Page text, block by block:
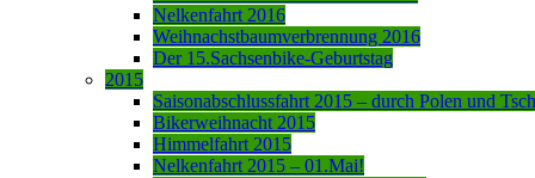
Nelkenfahrt 2016
Weihnachstbaumverbrennung 2016
Der 15.Sachsenbike-Geburtstag
2015
Saisonabschlussfahrt 2015 – durch Polen und
Bikerweihnacht 2015
Himmelfahrt 2015
Nelkenfahrt 2015 – 01.Mai!